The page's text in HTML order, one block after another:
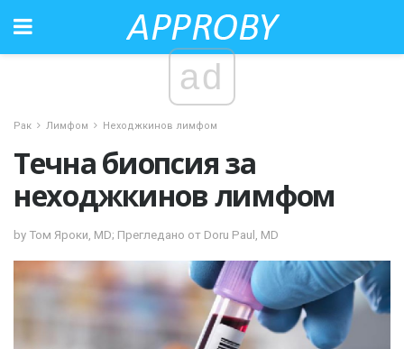
ad
Рак Лимфом Неходжкинов лимфом
Течна биопсия за
неходжкинов лимфом
by Том Яроки, MD; Прегледано от Doru Paul, MD